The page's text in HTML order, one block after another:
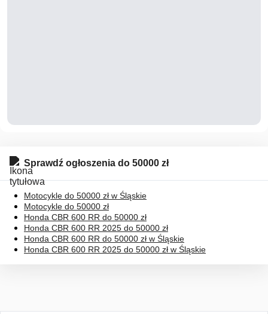
Sprawdź ogłoszenia do 50000 zł
Motocykle do 50000 zł w Śląskie
Motocykle do 50000 zł
Honda CBR 600 RR do 50000 zł
Honda CBR 600 RR 2025 do 50000 zł
Honda CBR 600 RR do 50000 zł w Śląskie
Honda CBR 600 RR 2025 do 50000 zł w Śląskie